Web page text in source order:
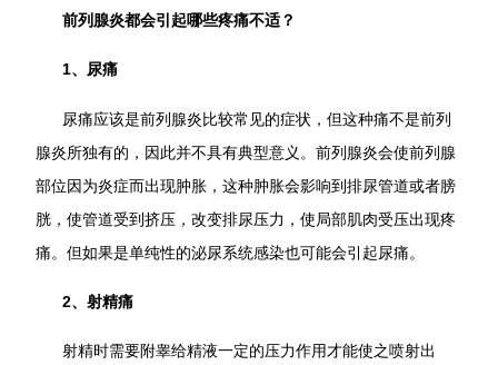
前列腺炎都会引起哪些疼痛不适？
1、尿痛
尿痛应该是前列腺炎比较常见的症状，但这种痛不是前列
腺炎所独有的，因此并不具有典型意义。前列腺炎会使前列腺
部位因为炎症而出现肿胀，这种肿胀会影响到排尿管道或者膀
胱，使管道受到挤压，改变排尿压力，使局部肌肉受压出现疼
痛。但如果是单纯性的泌尿系统感染也可能会引起尿痛。
2、射精痛
射精时需要附睾给精液一定的压力作用才能使之喷射出